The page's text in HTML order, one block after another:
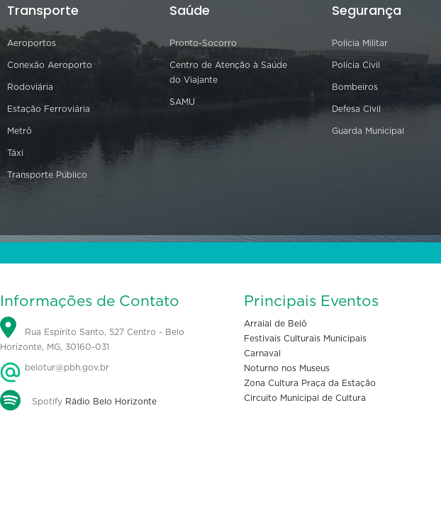
Transporte
Aeroportos
Conexão Aeroporto
Rodoviária
Estação Ferroviária
Metrô
Táxi
Transporte Público
Saúde
Pronto-Socorro
Centro de Atenção à Saúde
do Viajante
SAMU
Segurança
Polícia Militar
Polícia Civil
Bombeiros
Defesa Civil
Guarda Municipal
Informações de Contato
Rua Espírito Santo, 527 Centro - Belo
Horizonte, MG, 30160-031
belotur@pbh.gov.br
Spotify Rádio Belo Horizonte
Principais Eventos
Arraial de Belô
Festivais Culturais Municipais
Carnaval
Noturno nos Museus
Zona Cultura Praça da Estação
Circuito Municipal de Cultura